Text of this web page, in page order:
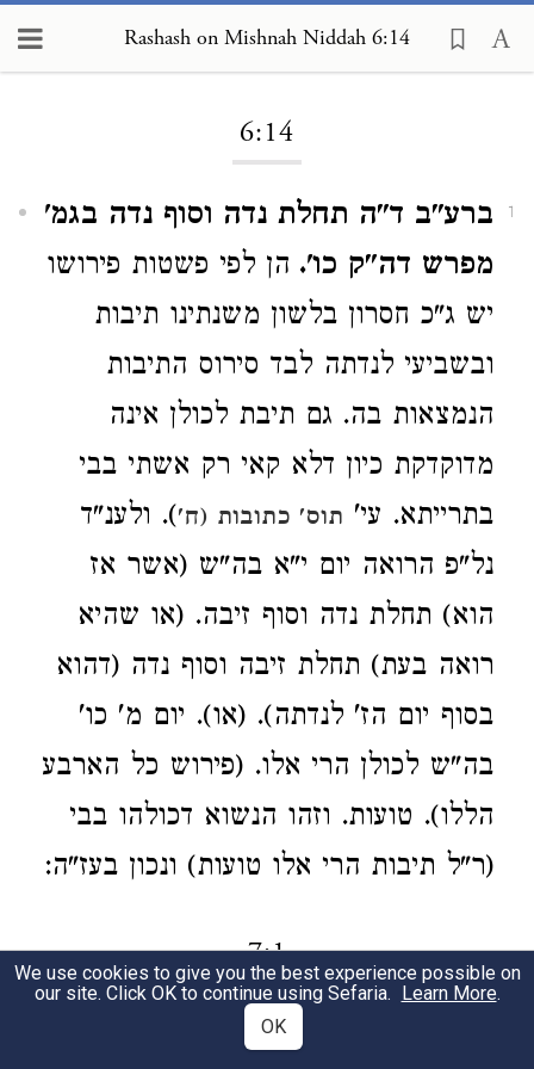
Rashash on Mishnah Niddah 6:14
6:14
1
ברע"ב ד"ה תחלת נדה וסוף נדה בגמ'
מפרש דה"ק כו'. הן לפי פשטות פירושו
יש ג"כ חסרון בלשון משנתינו תיבות
ובשביעי לנדתה לבד סירוס התיבות
הנמצאות בה. גם תיבת לכולן אינה
מדוקדקת כיון דלא קאי רק אשתי בבי
בתרייתא. עי' תוס' כתובות (ח'). ולענ"ד
נל"פ הרואה יום י"א בה"ש (אשר אז
הוא) תחלת נדה וסוף זיבה. (או שהיא
רואה בעת) תחלת זיבה וסוף נדה (דהוא
בסוף יום הז' לנדתה). (או). יום מ' כו'
בה"ש לכולן הרי אלו. (פירוש כל הארבע
הללו). טועות. וזהו הנשוא דכולהו בבי
(ר"ל תיבות הרי אלו טועות) ונכון בעז"ה:
7:1
ברע"ב ד"ה והניע כו' ואני שמעתי
We use cookies to give you the best experience possible on
our site. Click OK to continue using Sefaria. Learn More.
OK